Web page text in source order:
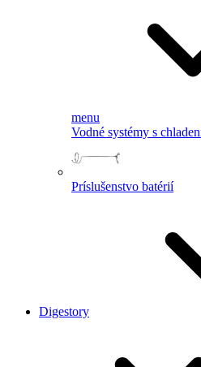
menu
Vodné systémy s
Príslušenstvo batérií
Digestory